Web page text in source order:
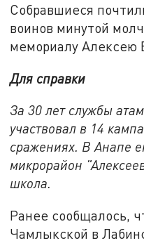
Собравшиеся
воинов минутой
мемориалу Алексею
Для справки
За 30 лет службы
участвовал в 14
сражениях. В Анапе
микрорайон
школа.
Ранее сообщалось,
Чамлыкской в